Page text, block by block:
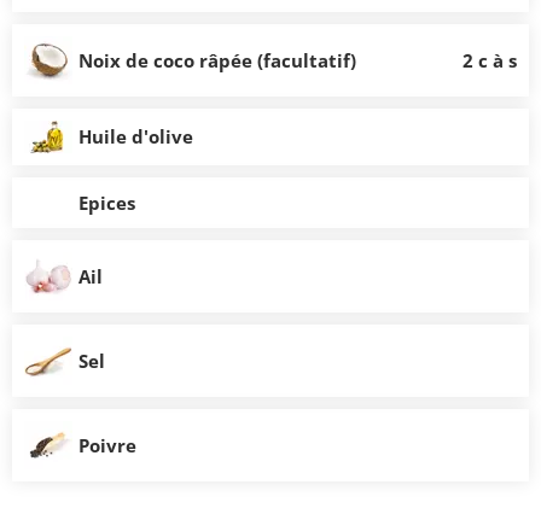
Noix de coco râpée (facultatif) 2 c à s
Huile d'olive
Epices
Ail
Sel
Poivre